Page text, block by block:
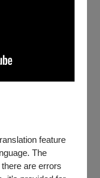
feature
The
are errors
戲劇研究所畢業，
雲門舞集第一屆
，一九九七及一九九
導演作品橫跨經典
子們》、惹內《女